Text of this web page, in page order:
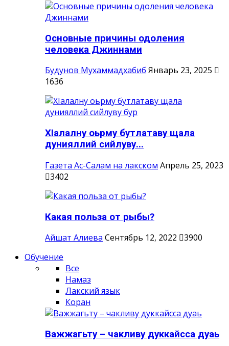
Основные причины одоления
человека Джиннами
Будунов Мухаммадхабиб Январь 23, 2025
1636
ХIалалну оьрму бутлатаву щала
дунияллий сийлуву...
Газета Ас-Салам на лакском Апрель 25, 2023
3402
Какая польза от рыбы?
Айшат Алиева Сентябрь 12, 2022
3900
Обучение
Все
Намаз
Лакский язык
Коран
Важжагьту – чакливу дуккайсса дуаь